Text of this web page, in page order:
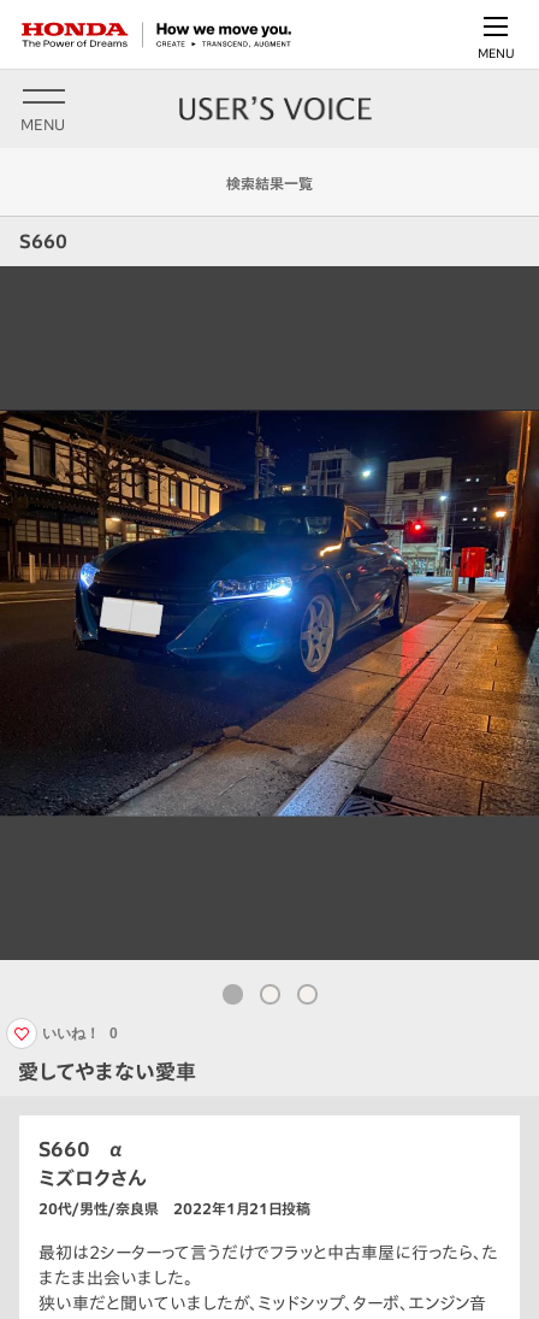
MENU
MENU
検索結果一覧
S660
愛してやまない愛車
いいね！ 0
S660 α
ミズロクさん
20代/男性/奈良県 2022年1月21日投稿
最初は2シーターって言うだけでフラッと中古車屋に行ったら、た
またま出会いました。
狭い車だと聞いていましたが、ミッドシップ、ターボ、エンジン音